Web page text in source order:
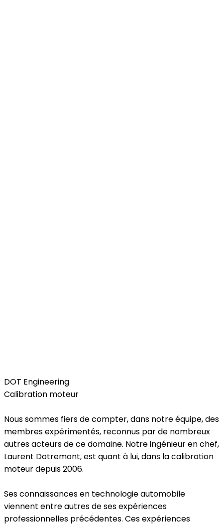
DOT Engineering
Calibration moteur
Nous sommes fiers de compter, dans notre équipe, des
membres expérimentés, reconnus par de nombreux
autres acteurs de ce domaine. Notre ingénieur en chef,
Laurent Dotremont, est quant à lui, dans la calibration
moteur depuis 2006.
Ses connaissances en technologie automobile
viennent entre autres de ses expériences
professionnelles précédentes. Ces expériences